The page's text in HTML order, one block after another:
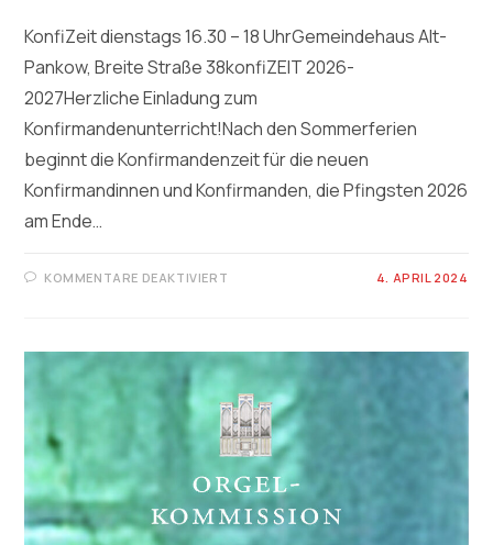
KonfiZeit dienstags 16.30 – 18 UhrGemeindehaus Alt-
Pankow, Breite Straße 38konfiZEIT 2026-
2027Herzliche Einladung zum
Konfirmandenunterricht!Nach den Sommerferien
beginnt die Konfirmandenzeit für die neuen
Konfirmandinnen und Konfirmanden, die Pfingsten 2026
am Ende…
KOMMENTARE DEAKTIVIERT 4. APRIL 2024